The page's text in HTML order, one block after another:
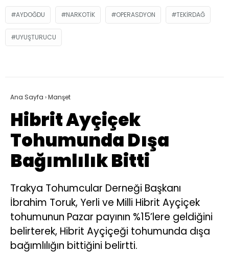
AYDOĞDU NARKOTIK OPERASDYON TEKIRDAĞ
UYUŞTURUCU
Ana Sayfa ›Manşet
Hibrit Ayçiçek
Tohumunda Dışa
Bağımlılık Bitti
Trakya Tohumcular Derneği Başkanı
İbrahim Toruk, Yerli ve Milli Hibrit Ayçiçek
tohumunun Pazar payının %15’lere geldiğini
belirterek, Hibrit Ayçiçeği tohumunda dışa
bağımlılığın bittiğini belirtti.